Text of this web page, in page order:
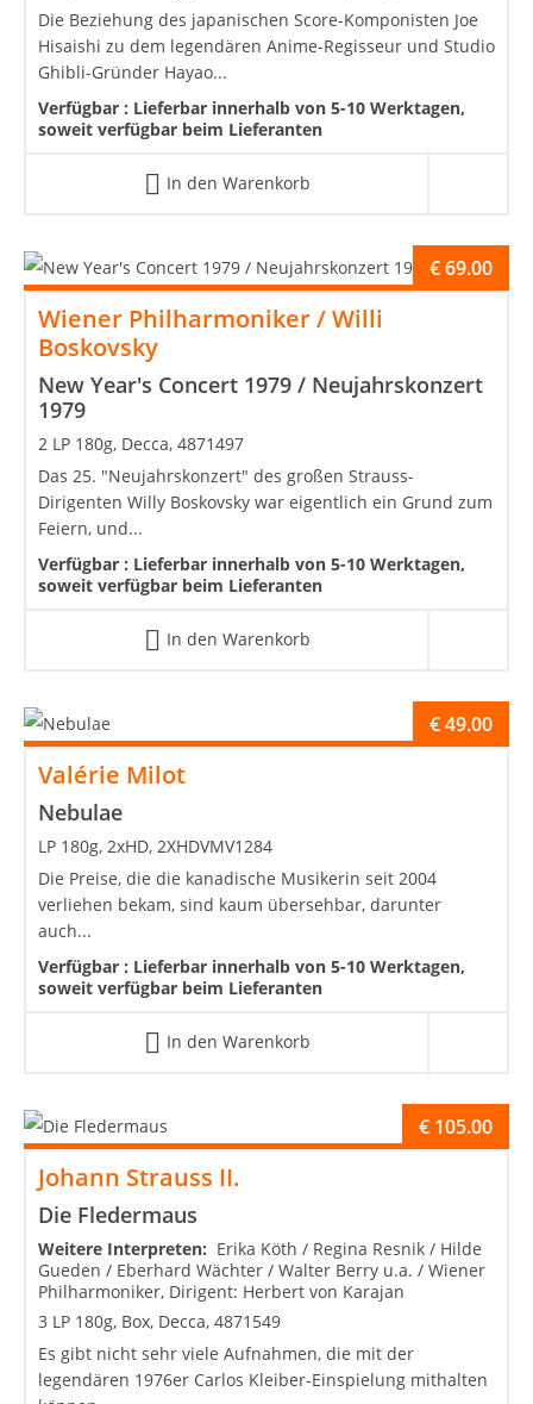
Die Beziehung des japanischen Score-Komponisten Joe
Hisaishi zu dem legendären Anime-Regisseur und Studio
Ghibli-Gründer Hayao...
Verfügbar : Lieferbar innerhalb von 5-10 Werktagen,
soweit verfügbar beim Lieferanten
In den Warenkorb
Wiener Philharmoniker / Willi
Boskovsky
New Year's Concert 1979 / Neujahrskonzert
1979
€69.00
2 LP 180g, Decca, 4871497
Das 25. "Neujahrskonzert" des großen Strauss-
Dirigenten Willy Boskovsky war eigentlich ein Grund zum
Feiern, und...
Verfügbar : Lieferbar innerhalb von 5-10 Werktagen,
soweit verfügbar beim Lieferanten
In den Warenkorb
Valérie Milot
Nebulae
€49.00
LP 180g, 2xHD, 2XHDVMV1284
Die Preise, die die kanadische Musikerin seit 2004
verliehen bekam, sind kaum übersehbar, darunter
auch...
Verfügbar : Lieferbar innerhalb von 5-10 Werktagen,
soweit verfügbar beim Lieferanten
In den Warenkorb
Johann Strauss II.
Die Fledermaus
€ 105.00
Weitere Interpreten: Erika Köth / Regina Resnik / Hilde
Gueden / Eberhard Wächter / Walter Berry u.a. / Wiener
Philharmoniker, Dirigent: Herbert von Karajan
3 LP 180g, Box, Decca, 4871549
Es gibt nicht sehr viele Aufnahmen, die mit der
legendären 1976er Carlos Kleiber-Einspielung mithalten